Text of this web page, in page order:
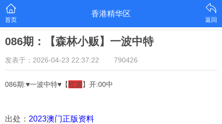
首页
香港精华区
返回
086期：【森林小贩】一波中特
发表于：2026-04-23 22:37:22 790426
086期:♥一波中特♥【红波】开:00中
出处： 2023澳门正版资料